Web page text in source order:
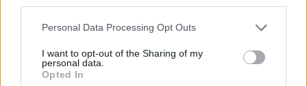
Personal Data Processing Opt Outs
I want to opt-out of the Sharing of my
personal data.
Opted In
31°C
5 Μπφ B
55km/h ΚΑΘΑΡΟΣ
36°C